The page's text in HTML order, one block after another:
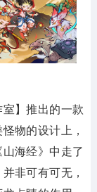
】推出的一款
物的设计上，
海经》中走了
非可有可无，